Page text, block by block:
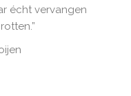
écht vervangen